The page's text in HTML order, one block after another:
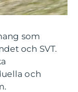
som
och SVT.
och